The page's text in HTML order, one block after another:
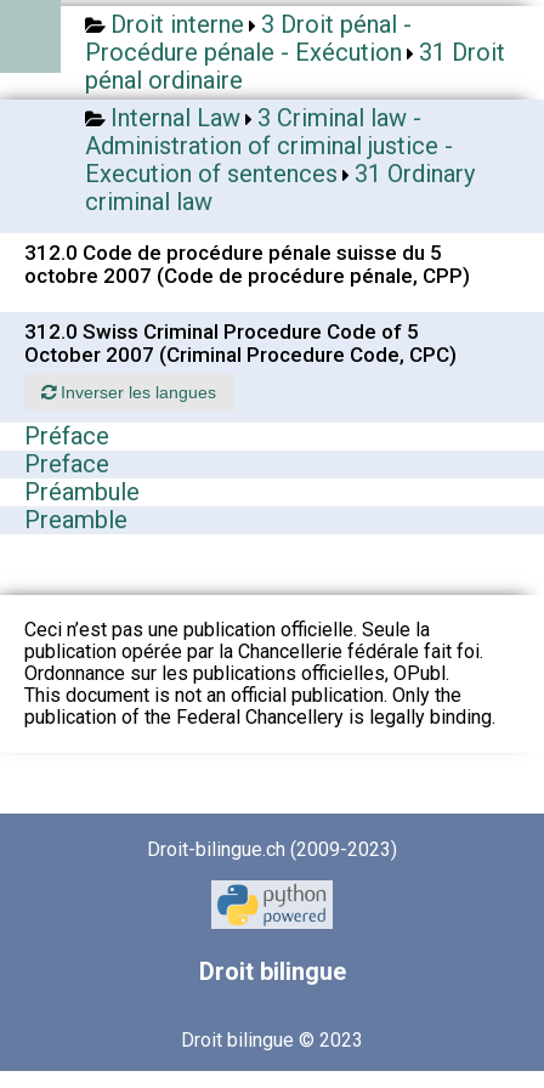
Droit interne
3 Droit pénal -
Procédure pénale - Exécution
31 Droit
pénal ordinaire
Internal Law
3 Criminal law -
Administration of criminal justice -
Execution of sentences
31 Ordinary
criminal law
312.0 Code de procédure pénale suisse du 5
octobre 2007 (Code de procédure pénale, CPP)
312.0 Swiss Criminal Procedure Code of 5
October 2007 (Criminal Procedure Code, CPC)
Inverser les langues
Préface
Preface
Préambule
Preamble
Ceci n’est pas une publication officielle. Seule la
publication opérée par la Chancellerie fédérale fait foi.
Ordonnance sur les publications officielles, OPubl.
This document is not an official publication. Only the
publication of the Federal Chancellery is legally binding.
Droit-bilingue.ch (2009-2023)
Droitbilingue
Droit bilingue © 2023